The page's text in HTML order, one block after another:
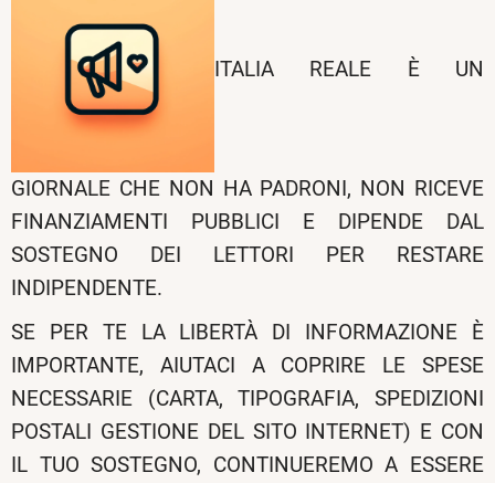
ITALIA REALE È UN
GIORNALE CHE NON HA PADRONI, NON RICEVE
FINANZIAMENTI PUBBLICI E DIPENDE DAL
SOSTEGNO DEI LETTORI PER RESTARE
INDIPENDENTE.
SE PER TE LA LIBERTÀ DI INFORMAZIONE È
IMPORTANTE, AIUTACI A COPRIRE LE SPESE
NECESSARIE (CARTA, TIPOGRAFIA, SPEDIZIONI
POSTALI GESTIONE DEL SITO INTERNET) E CON
IL TUO SOSTEGNO, CONTINUEREMO A ESSERE